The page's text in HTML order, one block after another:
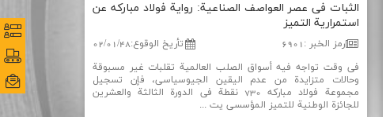
الثبات فی عصر العواصف الصناعیة: روایة فولاد مباركه عن
استمراریة التمیز
رمز الخبر :
6901 تأریخ الوقوع:
02/01/48
في وقت تواجه فيه أسواق الصلب العالمية تقلبات غير مسبوقة
وحالات متزايدة من عدم اليقين الجيوسياسي، فإن تسجيل
مجموعة فولاد مباركه 730 نقطة في الدورة الثالثة والعشرين
للجائزة الوطنية للتميز المؤسسي يت ...